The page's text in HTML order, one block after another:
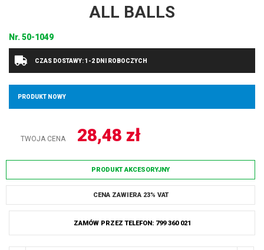
ALL BALLS
Nr.50-1049
CZAS DOSTAWY: 1-2 DNI ROBOCZYCH
PRODUKT NOWY
TWOJA CENA 28,48 zł
PRODUKT AKCESORYJNY
CENA ZAWIERA 23% VAT
ZAMÓW PRZEZ TELEFON: 799 360 021